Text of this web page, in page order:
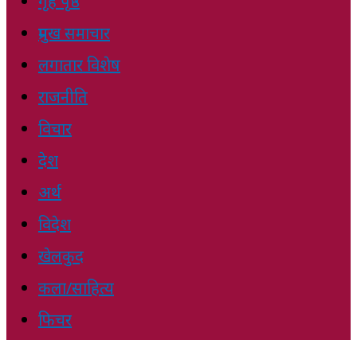
प्रमुख समाचार
लगातार विशेष
राजनीति
विचार
देश
अर्थ
विदेश
खेलकुद
कला/साहित्य
फिचर